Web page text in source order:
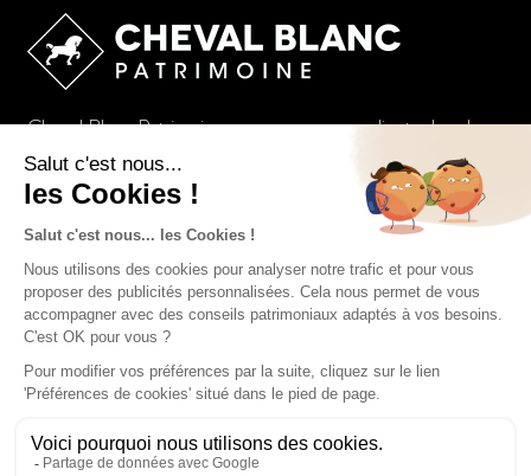
Cheval Blanc Patrimoine accompagne ses clients dans la
structuration, la pérennisation et la croissance de leur
patrimoine.
Coordonnées
contact@chevalblanc-patrimoine.fr
156, avenue Victor Hugo, 75016 Paris
01 85 084 084
Suivez-nous sur les réseaux :